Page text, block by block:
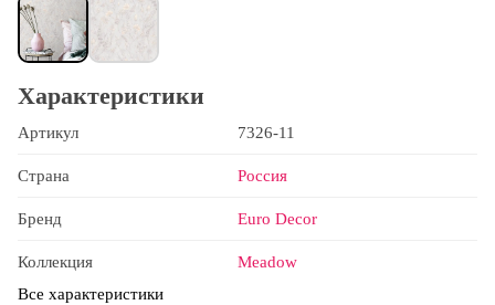
Характеристики
Артикул 7326-11
Страна Россия
Бренд Euro Decor
Коллекция
Meadow
Все характеристики